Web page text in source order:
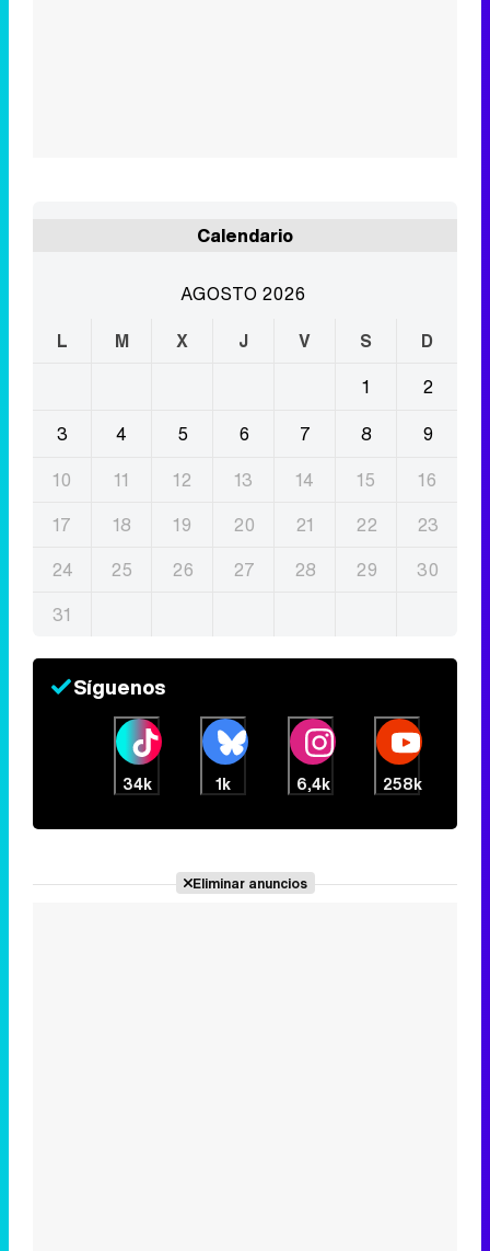
Calendario
AGOSTO 2026
L
M X J V S
D
1
2
3
4 5 6 7 8
9
10
11 12 13 14 15
16
17
18 19 20 21 22
23
24
25 26 27 28 29
30
31
Síguenos
34k 1k 6,4k 258k
Eliminar anuncios